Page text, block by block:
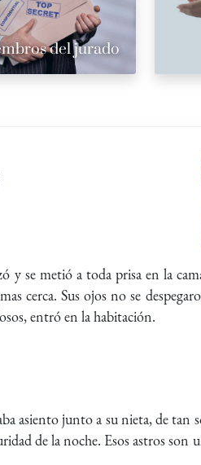
del jurado
y se metió a toda prisa en la
cerca. Sus ojos no se
entró en la habitación.
asiento junto a su nieta, de tan
de la noche. Esos astros son